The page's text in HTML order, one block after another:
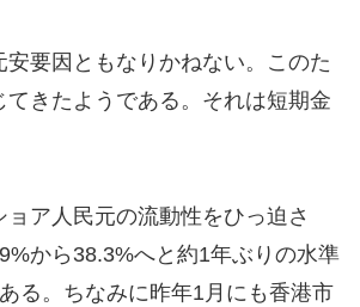
要因ともなりかねない。このた
きたようである。それは短期金
ア人民元の流動性をひっ迫さ
から38.3%へと約1年ぶりの水準
る。ちなみに昨年1月にも香港市